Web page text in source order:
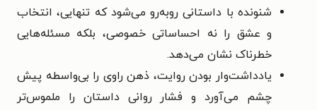
شنونده با داستانی روبه‌رو می‌شود که تنهایی، انتخاب
و عشق را نه احساساتی خصوصی، بلکه مسئله‌هایی
خطرناک نشان می‌دهد.
یادداشت‌وار بودن روایت، ذهن راوی را بی‌واسطه پیش
چشم می‌آورد و فشار روانی داستان را ملموس‌تر